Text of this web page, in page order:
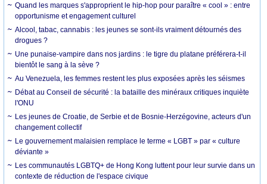
Quand les marques s'approprient le hip-hop pour paraître « cool » : entre
opportunisme et engagement culturel
Alcool, tabac, cannabis : les jeunes se sont-ils vraiment détournés des
drogues ?
Une punaise-vampire dans nos jardins : le tigre du platane préférera-t-il
bientôt le sang à la sève ?
Au Venezuela, les femmes restent les plus exposées après les séismes
Débat au Conseil de sécurité : la bataille des minéraux critiques inquiète
l'ONU
Les jeunes de Croatie, de Serbie et de Bosnie-Herzégovine, acteurs d'un
changement collectif
Le gouvernement malaisien remplace le terme « LGBT » par « culture
déviante »
Les communautés LGBTQ+ de Hong Kong luttent pour leur survie dans un
contexte de réduction de l'espace civique